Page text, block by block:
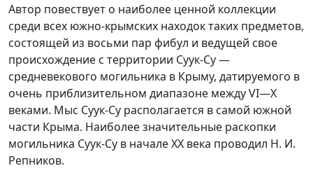
Автор повествует о наиболее ценной коллекции
среди всех южно-крымских находок таких предметов,
состоящей из восьми пар фибул и ведущей свое
происхождение с территории Суук-Су —
средневекового могильника в Крыму, датируемого в
очень приблизительном диапазоне между VI—X
веками. Мыс Суук-Су располагается в самой южной
части Крыма. Наиболее значительные раскопки
могильника Суук-Су в начале XX века проводил Н. И.
Репников.